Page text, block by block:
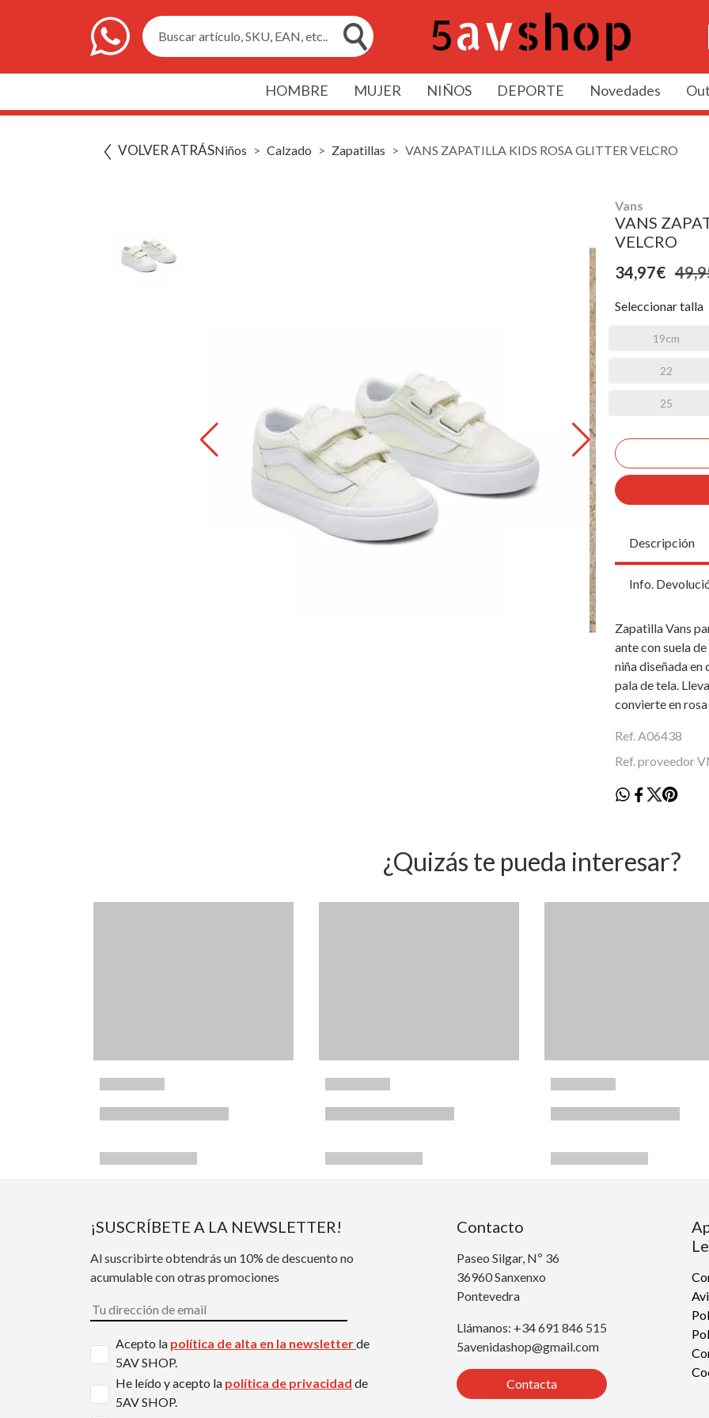
Buscar artículo, SKU, EAN, etc..
HOMBRE MUJER NIÑOS DEPORTE Novedades
VOLVER ATRÁSNiños Calzado Zapatillas VANS ZAPATILLA KIDS ROSA GLITTER VELCRO
Vans
VANS
VELCRO
34,97€
Seleccionar talla
19cm
22
25
Descripción
Info.
Zapatilla Vans
ante con suela
niña diseñada
pala de tela.
convierte en
Ref. A06438
Ref. proveedor
¿Quizás te pueda interesar?
¡SUSCRÍBETE A LA NEWSLETTER!
Al suscribirte obtendrás un 10% de descuento no
acumulable con otras promociones
Acepto la política de alta en la newsletterde
5AV SHOP.
He leído y acepto la política de privacidad de
5AV SHOP.
Contacto
Paseo Silgar, Nº 36
36960 Sanxenxo
Pontevedra
Llámanos: +34 691 846 515
5avenidashop@gmail.com
Contacta